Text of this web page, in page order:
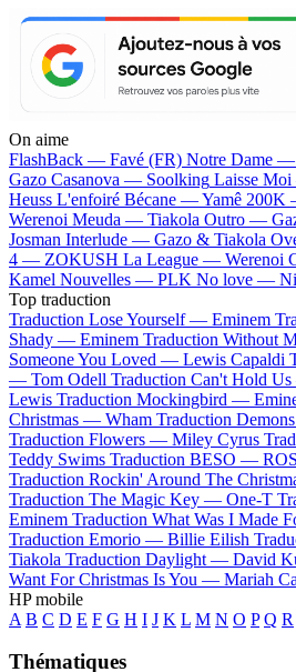
On aime
FlashBack — Favé (FR) Notre Dame —
Gazo Casanova — Soolking Laisse
Heuss L'enfoiré Bécane —Yamê 200K
Werenoi Meuda — Tiakola Outro —
Josman Interlude — Gazo & Tiakola
4 — ZOKUSH La League — Werenoi
Kamel Nouvelles — PLK No love —
Top traduction
Traduction Lose Yourself — Eminem
Shady — Eminem Traduction Without
Someone You Loved — Lewis Capaldi
— Tom Odell Traduction Can't Hold
Lewis Traduction Mockingbird —
Christmas — Wham Traduction
Traduction Flowers — Miley Cyrus
Teddy Swims Traduction BESO —
Traduction Rockin' Around The
Traduction The Magic Key — One-T
Eminem Traduction What Was I Made
Traduction Emorio — Billie Eilish
Tiakola Traduction Daylight — David
Want For Christmas Is You — Mariah
HP mobile
A B C D E F G H I J K L M N O P Q R
Thématiques